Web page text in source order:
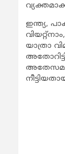
ഇന്ത്യ,
യാത്രാ